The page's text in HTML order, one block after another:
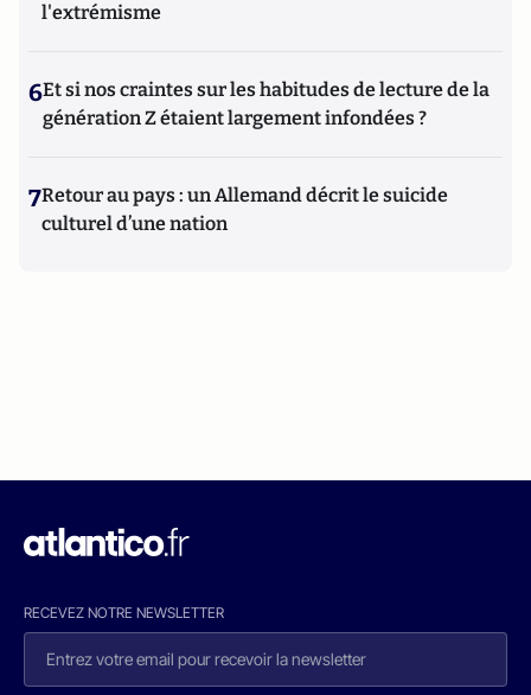
l'extrémisme
6Et si nos craintes sur les habitudes de lecture de la
génération Z étaient largement infondées ?
7Retour au pays : un Allemand décrit le suicide
culturel d’une nation
RECEVEZ NOTRE NEWSLETTER